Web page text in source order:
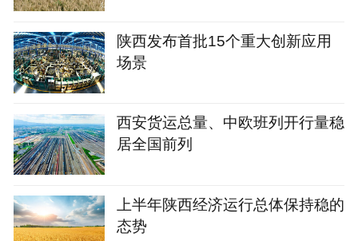
陕西发布首批15个重大创新应用
场景
西安货运总量、中欧班列开行量稳
居全国前列
上半年陕西经济运行总体保持稳的
态势